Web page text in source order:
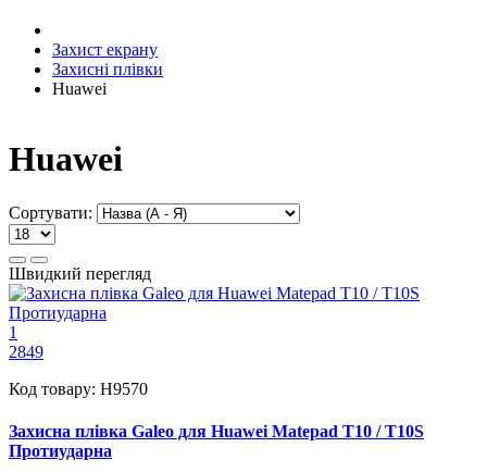
Захист екрану
Захисні плівки
Huawei
Huawei
Сортувати:
Швидкий перегляд
1
2849
Код товару: H9570
Захисна плівка Galeo для Huawei Matepad T10 / T10S
Протиударна